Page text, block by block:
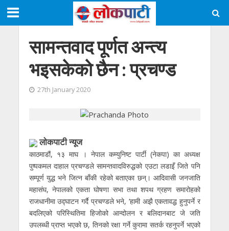
सामन्तवाद पूर्णत अन्त्य
भइसकेकाे छैन : प्रचण्ड
27th January 2020
लाेकपाटी न्यूज
काठमाडौं, १३ माघ । नेपाल कम्युनिष्ट पार्टी (नेकपा) का अध्यक्ष
पुष्पकमल दाहाल प्रचण्डले सामन्तवादविरुद्धको एउटा लडाइँ जिते पनि
सम्पूर्ण युद्ध भने जित्न बाँकी रहेको बताएका छन्। आदिवासी जनजाति
महासंघ, नेपालको एकता घोषणा सभा तथा शपथ ग्रहण समारोहको
राजधानीमा उद्घाटन गर्दै प्रचण्डले भने, ‘हामी अझै एकतावद्ध हुनुपर्ने र
बदलिएको परिस्थितिमा हिजोको आन्दोलन र बलिदानबाट जे जति
उपलब्धी प्राप्त भएको छ, तिनको रक्षा गर्ने कुरामा सतर्क रहनुपर्ने भएको